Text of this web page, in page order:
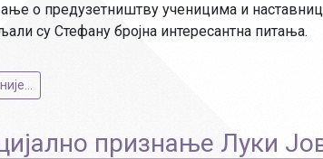
о предузетништву ученицима и
су Стефану бројна интересантна питања.
признање Луки